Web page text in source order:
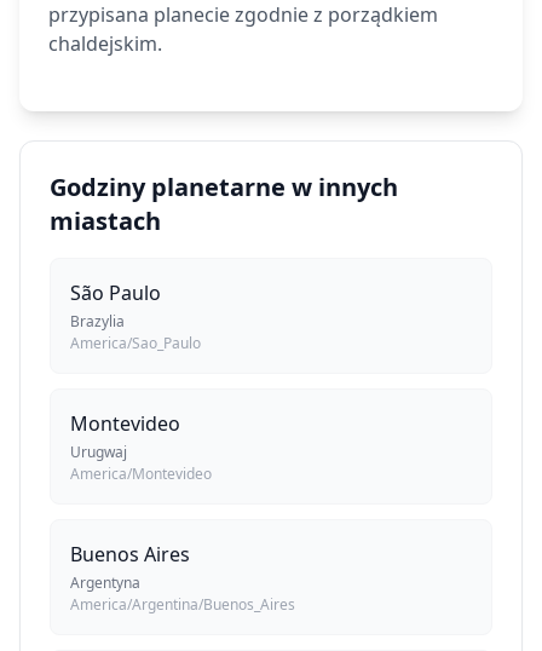
przypisana planecie zgodnie z porządkiem
chaldejskim.
Godziny planetarne w innych
miastach
São Paulo
Brazylia
America/Sao_Paulo
Montevideo
Urugwaj
America/Montevideo
Buenos Aires
Argentyna
America/Argentina/Buenos_Aires